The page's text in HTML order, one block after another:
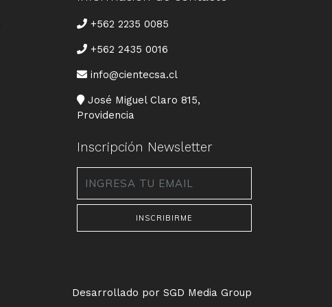
TELÉFONO
+562 2235 0085
+562 2435 0016
CORREO
info@cientecsa.cl
DIRECCIÓN
José Miguel Claro 815,
Providencia
Inscripción Newsletter
Desarrollado por SGD Media Group